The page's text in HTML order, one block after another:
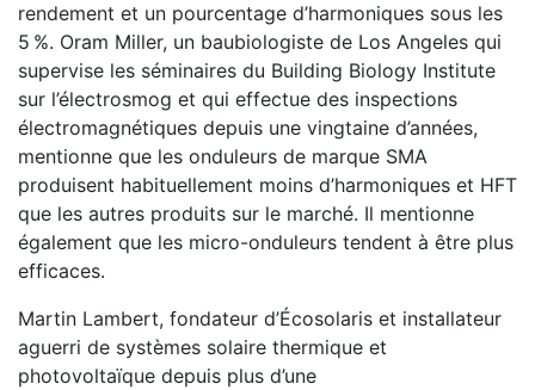
rendement et un pourcentage d’harmoniques sous les
5 %. Oram Miller, un baubiologiste de Los Angeles qui
supervise les séminaires du Building Biology Institute
sur l’électrosmog et qui effectue des inspections
électromagnétiques depuis une vingtaine d’années,
mentionne que les onduleurs de marque SMA
produisent habituellement moins d’harmoniques et HFT
que les autres produits sur le marché. Il mentionne
également que les micro-onduleurs tendent à être plus
efficaces.
Martin Lambert, fondateur d’Écosolaris et installateur
aguerri de systèmes solaire thermique et
photovoltaïque depuis plus d’une